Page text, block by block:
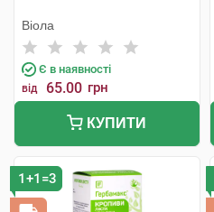
Віола
Є в наявності
від 65.00 грн
КУПИТИ
1+1=3